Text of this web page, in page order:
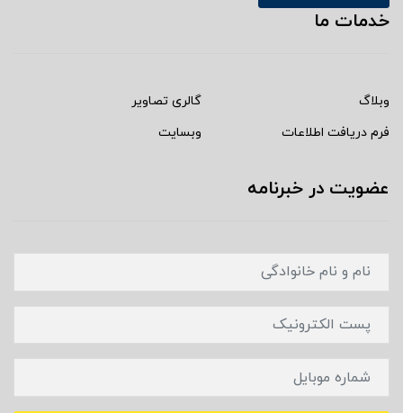
خدمات ما
وبلاگ
گالری تصاویر
فرم دریافت اطلاعات
وبسایت
عضویت در خبرنامه